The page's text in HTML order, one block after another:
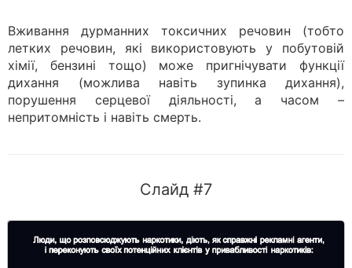
Вживання дурманних токсичних речовин (тобто
летких речовин, які використовують у побутовій
хімії, бензині тощо) може пригнічувати функції
дихання (можлива навіть зупинка дихання),
порушення серцевої діяльності, а часом –
непритомність і навіть смерть.
Слайд #7